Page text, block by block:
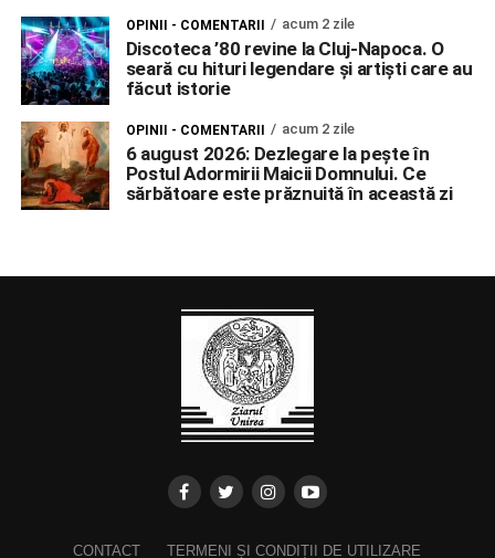
OPINII - COMENTARII acum 2 zile
Discoteca ’80 revine la Cluj-Napoca. O
seară cu hituri legendare și artiști care au
făcut istorie
OPINII - COMENTARII acum 2 zile
6 august 2026: Dezlegare la pește în
Postul Adormirii Maicii Domnului. Ce
sărbătoare este prăznuită în această zi
CONTACT TERMENI ȘI CONDIȚII DE UTILIZARE